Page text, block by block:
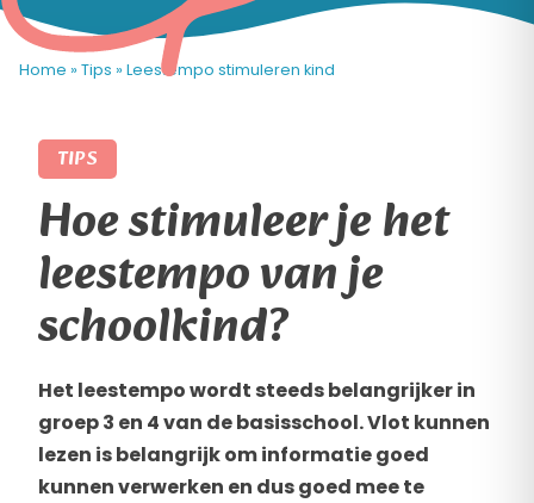
Home » Tips » Leestempo stimuleren kind
TIPS
Hoe stimuleer je het
leestempo van je
schoolkind?
Het leestempo wordt steeds belangrijker in
groep 3 en 4 van de basisschool. Vlot kunnen
lezen is belangrijk om informatie goed
kunnen verwerken en dus goed mee te